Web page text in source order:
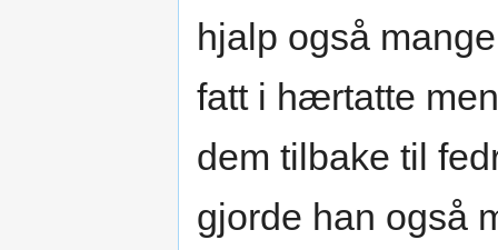
hjalp også
fatt i hærtatte
dem tilbake til
gjorde han også